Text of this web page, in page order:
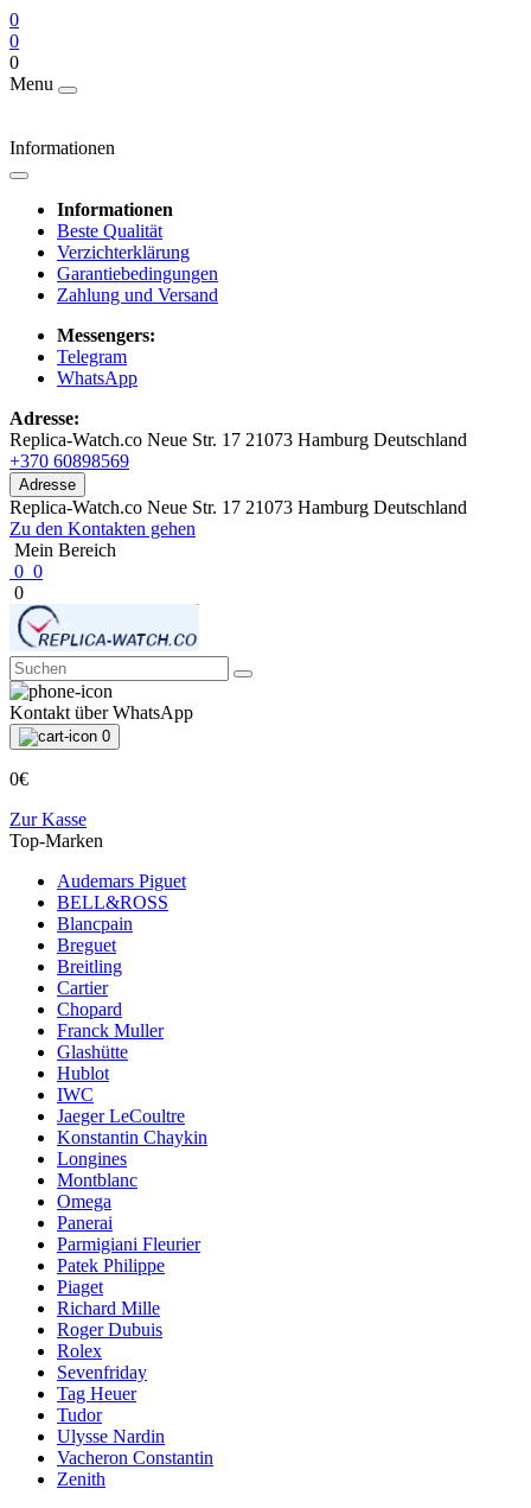
0
0
0
Menu
Informationen
Informationen
Beste Qualität
Verzichterklärung
Garantiebedingungen
Zahlung und Versand
Messengers:
Telegram
WhatsApp
Adresse:
Replica-Watch.co Neue Str. 17 21073 Hamburg Deutschland
+370 60898569
Adresse
Replica-Watch.co Neue Str. 17 21073 Hamburg Deutschland
Zu den Kontakten gehen
Mein Bereich
0 0
0
Kontakt über WhatsApp
0
0€
Zur Kasse
Top-Marken
Audemars Piguet
BELL&ROSS
Blancpain
Breguet
Breitling
Cartier
Chopard
Franck Muller
Glashütte
Hublot
IWC
Jaeger LeCoultre
Konstantin Chaykin
Longines
Montblanc
Omega
Panerai
Parmigiani Fleurier
Patek Philippe
Piaget
Richard Mille
Roger Dubuis
Rolex
Sevenfriday
Tag Heuer
Tudor
Ulysse Nardin
Vacheron Constantin
Zenith